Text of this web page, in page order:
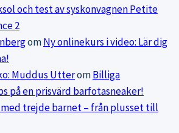
och test av syskonvagnen Petite
2
omNy onlinekurs i video: Lär dig
Muddus UtteromBilliga
på en prisvärd barfotasneaker!
med trejde barnet – från plusset till